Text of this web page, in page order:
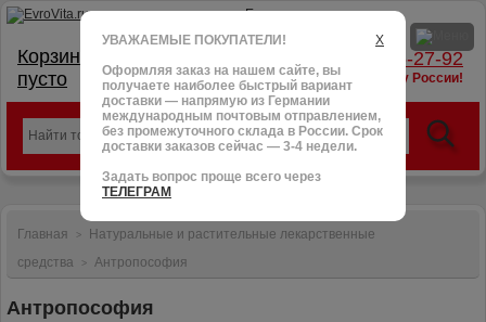
тел.: +7 (966) 095-27-92
доставим в любую точку России!
Корзина:
пусто
X
УВАЖАЕМЫЕ ПОКУПАТЕЛИ!
Оформляя заказ на нашем сайте, вы
получаете наиболее быстрый вариант
доставки — напрямую из Германии
международным почтовым отправлением,
без промежуточного склада в России. Срок
доставки заказов сейчас — 3-4 недели.
Задать вопрос проще всего через
ТЕЛЕГРАМ
Главная >
Натуральные и растительные лекарственные
средства
> Антропософия
Антропософия